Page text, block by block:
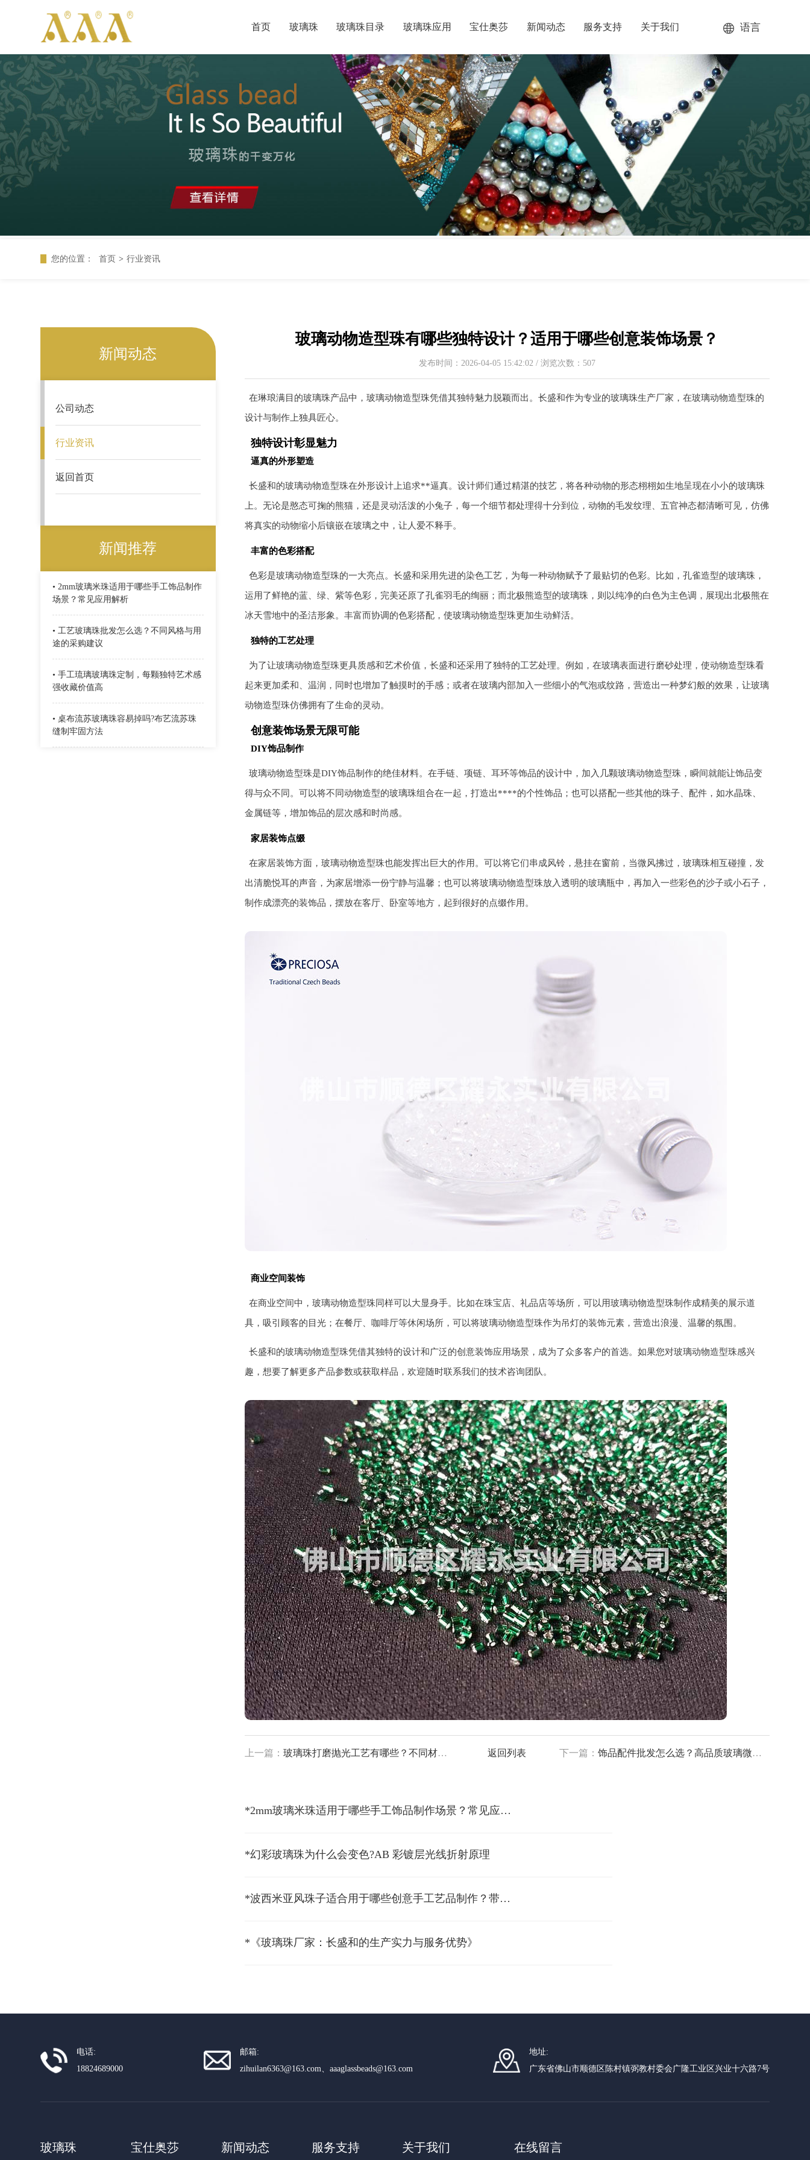
首页 玻璃珠 玻璃珠目录 玻璃珠应用 宝仕奥莎 新闻动态 服务支持 关于我们 语言
您的位置： 首页 > 行业资讯
新闻动态
公司动态
行业资讯
返回首页
新闻推荐
• 2mm玻璃米珠适用于哪些手工饰品制作
场景？常见应用解析
• 工艺玻璃珠批发怎么选？不同风格与用
途的采购建议
• 手工琉璃玻璃珠定制，每颗独特艺术感
强收藏价值高
• 桌布流苏玻璃珠容易掉吗?布艺流苏珠
缝制牢固方法
玻璃动物造型珠有哪些独特设计？适用于哪些创意装饰场景？
发布时间：2026-04-05 15:42:02 / 浏览次数：507
在琳琅满目的玻璃珠产品中，玻璃动物造型珠凭借其独特魅力脱颖而出。长盛和作为专业的玻璃珠生产厂家，在玻璃动物造型珠的
设计与制作上独具匠心。
独特设计彰显魅力
逼真的外形塑造
长盛和的玻璃动物造型珠在外形设计上追求**逼真。设计师们通过精湛的技艺，将各种动物的形态栩栩如生地呈现在小小的玻璃珠
上。无论是憨态可掬的熊猫，还是灵动活泼的小兔子，每一个细节都处理得十分到位，动物的毛发纹理、五官神态都清晰可见，仿佛
将真实的动物缩小后镶嵌在玻璃之中，让人爱不释手。
丰富的色彩搭配
色彩是玻璃动物造型珠的一大亮点。长盛和采用先进的染色工艺，为每一种动物赋予了最贴切的色彩。比如，孔雀造型的玻璃珠，
运用了鲜艳的蓝、绿、紫等色彩，完美还原了孔雀羽毛的绚丽；而北极熊造型的玻璃珠，则以纯净的白色为主色调，展现出北极熊在
冰天雪地中的圣洁形象。丰富而协调的色彩搭配，使玻璃动物造型珠更加生动鲜活。
独特的工艺处理
为了让玻璃动物造型珠更具质感和艺术价值，长盛和还采用了独特的工艺处理。例如，在玻璃表面进行磨砂处理，使动物造型珠看
起来更加柔和、温润，同时也增加了触摸时的手感；或者在玻璃内部加入一些细小的气泡或纹路，营造出一种梦幻般的效果，让玻璃
动物造型珠仿佛拥有了生命的灵动。
创意装饰场景无限可能
DIY饰品制作
玻璃动物造型珠是DIY饰品制作的绝佳材料。在手链、项链、耳环等饰品的设计中，加入几颗玻璃动物造型珠，瞬间就能让饰品变
得与众不同。可以将不同动物造型的玻璃珠组合在一起，打造出****的个性饰品；也可以搭配一些其他的珠子、配件，如水晶珠、
金属链等，增加饰品的层次感和时尚感。
家居装饰点缀
在家居装饰方面，玻璃动物造型珠也能发挥出巨大的作用。可以将它们串成风铃，悬挂在窗前，当微风拂过，玻璃珠相互碰撞，发
出清脆悦耳的声音，为家居增添一份宁静与温馨；也可以将玻璃动物造型珠放入透明的玻璃瓶中，再加入一些彩色的沙子或小石子，
制作成漂亮的装饰品，摆放在客厅、卧室等地方，起到很好的点缀作用。
商业空间装饰
在商业空间中，玻璃动物造型珠同样可以大显身手。比如在珠宝店、礼品店等场所，可以用玻璃动物造型珠制作成精美的展示道
具，吸引顾客的目光；在餐厅、咖啡厅等休闲场所，可以将玻璃动物造型珠作为吊灯的装饰元素，营造出浪漫、温馨的氛围。
长盛和的玻璃动物造型珠凭借其独特的设计和广泛的创意装饰应用场景，成为了众多客户的首选。如果您对玻璃动物造型珠感兴
趣，想要了解更多产品参数或获取样品，欢迎随时联系我们的技术咨询团队。
上一篇： 玻璃珠打磨抛光工艺有哪些？不同材质工件的打磨技巧解析 返回列表 下一篇：饰品配件批发怎么选？高品质玻璃微珠饰品配件源头直供攻略
*2mm玻璃米珠适用于哪些手工饰品制作场景？常见应用解析
*幻彩玻璃珠为什么会变色?AB 彩镀层光线折射原理
*波西米亚风珠子适合用于哪些创意手工艺品制作？带你一探究竟
*《玻璃珠厂家：长盛和的生产实力与服务优势》
电话:
18824689000
邮箱:
zihuilan6363@163.com、aaaglassbeads@163.com
地址:
广东省佛山市顺德区陈村镇弼教村委会广隆工业区兴业十六路7号
玻璃珠 宝仕奥莎 新闻动态 服务支持 关于我们 在线留言